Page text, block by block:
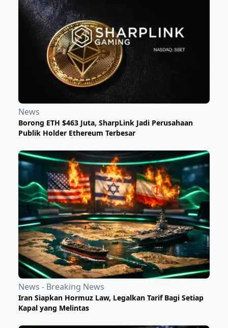
News
Borong ETH $463 Juta, SharpLink Jadi Perusahaan
Publik Holder Ethereum Terbesar
News - Breaking News
Iran Siapkan Hormuz Law, Legalkan Tarif Bagi Setiap
Kapal yang Melintas